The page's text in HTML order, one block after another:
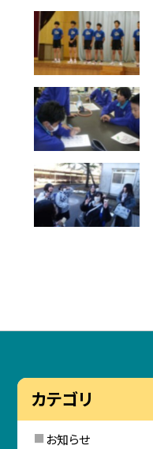
カテゴリ
お知らせ